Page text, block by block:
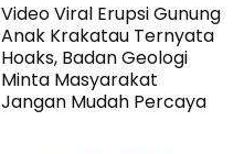
Video Viral Erupsi Gunung
Anak Krakatau Ternyata
Hoaks, Badan Geologi
Minta Masyarakat
Jangan Mudah Percaya